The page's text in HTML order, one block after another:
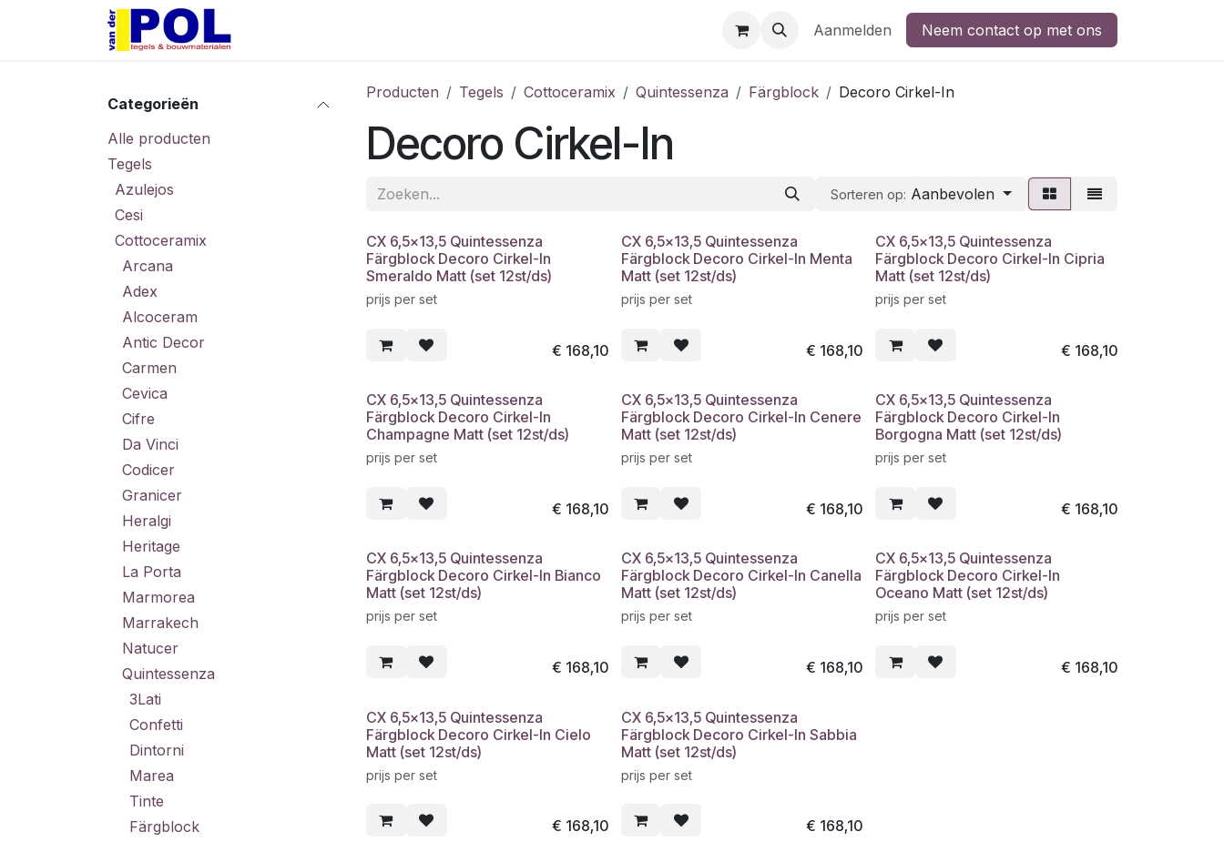
Overslaan naar inhoud
Aanmelden Neem contact op met ons
Categorieën
Alle producten
Tegels
Azulejos
Cesi
Cottoceramix
Arcana
Adex
Alcoceram
Antic Decor
Carmen
Cevica
Cifre
Da Vinci
Codicer
Granicer
Heralgi
Heritage
La Porta
Marmorea
Marrakech
Natucer
Quintessenza
3Lati
Confetti
Dintorni
Marea
Tinte
Färgblock
Producten Tegels Cottoceramix Quintessenza Färgblock Decoro Cirkel-In
Decoro Cirkel-In
Sorteren op: Aanbevolen
CX 6,5x13,5 Quintessenza
Färgblock Decoro Cirkel-In
Smeraldo Matt (set 12st/ds)
prijs per set
€ 168,10
CX 6,5x13,5 Quintessenza
Färgblock Decoro Cirkel-In Menta
Matt (set 12st/ds)
prijs per set
€ 168,10
CX 6,5x13,5 Quintessenza
Färgblock Decoro Cirkel-In Cipria
Matt (set 12st/ds)
prijs per set
€ 168,10
CX 6,5x13,5 Quintessenza
Färgblock Decoro Cirkel-In
Champagne Matt (set 12st/ds)
prijs per set
€ 168,10
CX 6,5x13,5 Quintessenza
Färgblock Decoro Cirkel-In Cenere
Matt (set 12st/ds)
prijs per set
€ 168,10
CX 6,5x13,5 Quintessenza
Färgblock Decoro Cirkel-In
Borgogna Matt (set 12st/ds)
prijs per set
€ 168,10
CX 6,5x13,5 Quintessenza
Färgblock Decoro Cirkel-In Bianco
Matt (set 12st/ds)
prijs per set
€ 168,10
CX 6,5x13,5 Quintessenza
Färgblock Decoro Cirkel-In Canella
Matt (set 12st/ds)
prijs per set
€ 168,10
CX 6,5x13,5 Quintessenza
Färgblock Decoro Cirkel-In
Oceano Matt (set 12st/ds)
prijs per set
€ 168,10
CX 6,5x13,5 Quintessenza
Färgblock Decoro Cirkel-In Cielo
Matt (set 12st/ds)
prijs per set
€ 168,10
CX 6,5x13,5 Quintessenza
Färgblock Decoro Cirkel-In Sabbia
Matt (set 12st/ds)
prijs per set
€ 168,10